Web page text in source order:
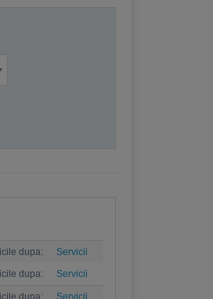
Servicii
dupa:
Servicii
dupa:
Servicii
dupa: